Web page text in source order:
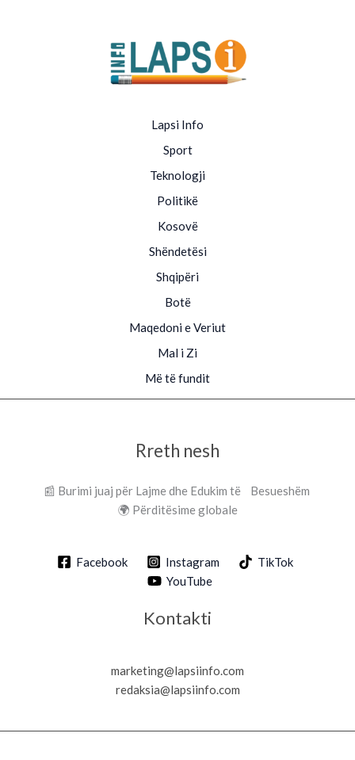
Lapsi Info
Sport
Teknologji
Politikë
Kosovë
Shëndetësi
Shqipëri
Botë
Maqedoni e Veriut
Mal i Zi
Më të fundit
Rreth nesh
📰 Burimi juaj për Lajme dhe Edukim të Besueshëm
🌍 Përditësime globale
Facebook Instagram
TikTok
YouTube
Kontakti
marketing@lapsiinfo.com
redaksia@lapsiinfo.com